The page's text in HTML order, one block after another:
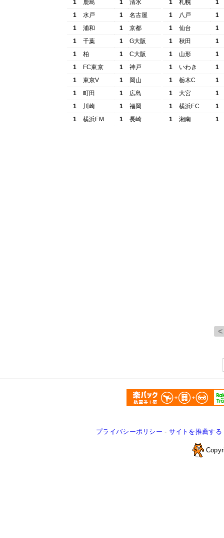
1 鹿島 1
清水
1
水戸 1
名古屋
1
浦和 1
京都
1
千葉 1
G大阪
1
柏 1
C大阪
1
FC東京 1
神戸
1
東京V 1
岡山
1
町田 1
広島
1
川崎 1
福岡
1
横浜FM 1 長崎
1 札幌
1
1
八戸
1
1
仙台
1
1
秋田
1
1
山形
1
1
いわき
1
1
栃木C
1
1
大宮
1
1
横浜FC
1
1
湘南 1
プライバシーポリシー - サイトを推薦する